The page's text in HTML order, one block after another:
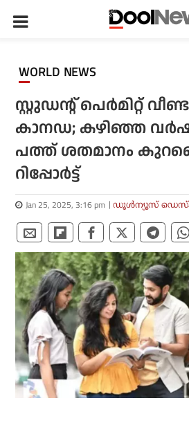
WORLD NEWS
സ്റ്റുഡന്റ് പെര്‍മിറ്റ്
കാനഡ; കഴിഞ്ഞ
പത്ത് ശതമാനം
റിപ്പോര്‍ട്ട്
Jan 25, 2025, 3:16 pm ഡൂള്‍ന്യൂസ്